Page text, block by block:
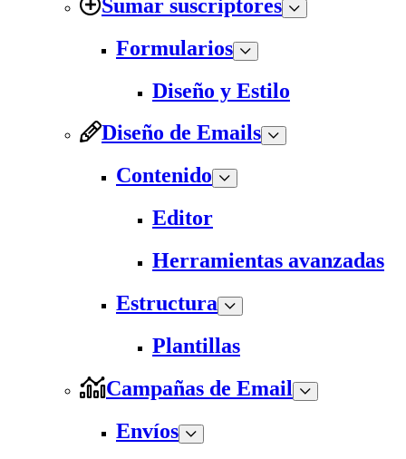
Sumar suscriptores
Formularios
Diseño y Estilo
Diseño de Emails
Contenido
Editor
Herramientas avanzadas
Estructura
Plantillas
Campañas de Email
Envíos